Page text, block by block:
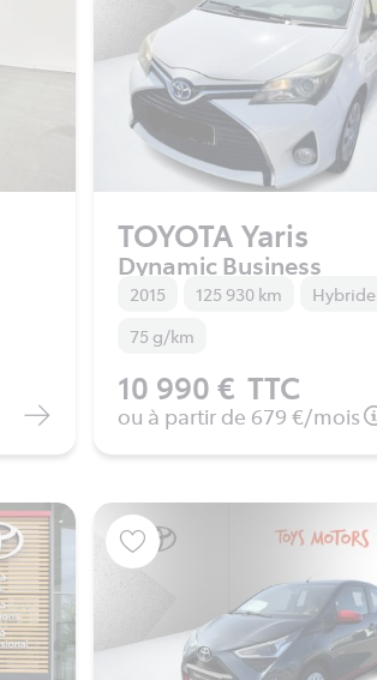
TOYOTA Yaris
Dynamic Business
2015 125 930 km
Hybride
75 g/km
10 990 € TTC
ou à partir de 679 €/mois